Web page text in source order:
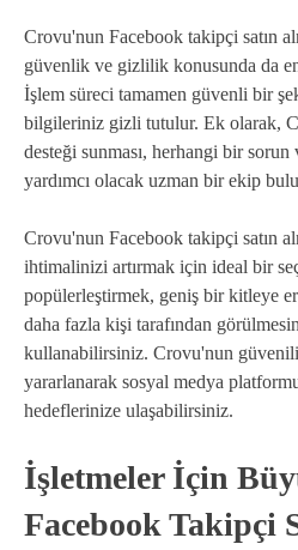
Crovu'nun Facebook takipçi satın
güvenlik ve gizlilik konusunda da
İşlem süreci tamamen güvenli bir
bilgileriniz gizli tutulur. Ek olarak,
desteği sunması, herhangi bir
yardımcı olacak uzman bir ekip
Crovu'nun Facebook takipçi satın
ihtimalinizi artırmak için ideal bir
popülerleştirmek, geniş bir kitleye
daha fazla kişi tarafından
kullanabilirsiniz. Crovu'nun
yararlanarak sosyal medya
hedeflerinize ulaşabilirsiniz.
İşletmeler İçin
Facebook Takipçi